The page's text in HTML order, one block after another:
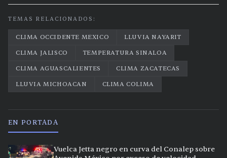
TEMAS RELACIONADOS:
CLIMA OCCIDENTE MEXICO
LLUVIA NAYARIT
CLIMA JALISCO
TEMPERATURA SINALOA
CLIMA AGUASCALIENTES
CLIMA ZACATECAS
LLUVIA MICHOACAN
CLIMA COLIMA
EN PORTADA
Vuelca Jetta negro en curva del Conalep sobre